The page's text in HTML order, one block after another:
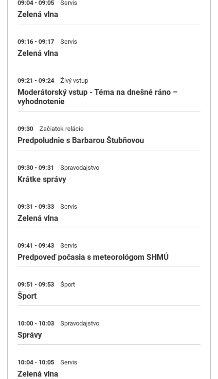
09:04 - 09:05 Servis
Zelená vlna
09:16 - 09:17 Servis
Zelená vlna
09:21 - 09:24 Živý vstup
Moderátorský vstup - Téma na dnešné ráno –
vyhodnotenie
09:30 Začiatok relácie
Predpoludnie s Barbarou Štubňovou
09:30 - 09:31 Spravodajstvo
Krátke správy
09:31 - 09:33 Servis
Zelená vlna
09:41 - 09:43 Servis
Predpoveď počasia s meteorológom SHMÚ
09:51 - 09:53 Šport
Šport
10:00 - 10:03 Spravodajstvo
Správy
10:04 - 10:05 Servis
Zelená vlna